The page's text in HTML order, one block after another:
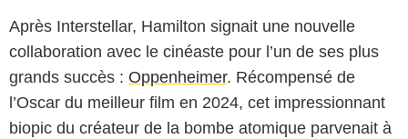
Après Interstellar, Hamilton signait une nouvelle
collaboration avec le cinéaste pour l’un de ses plus
grands succès : Oppenheimer. Récompensé de
l’Oscar du meilleur film en 2024, cet impressionnant
biopic du créateur de la bombe atomique parvenait à